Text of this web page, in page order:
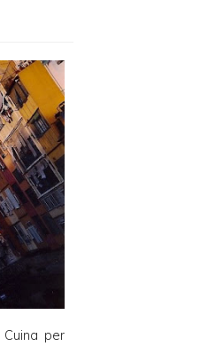
Cuina per